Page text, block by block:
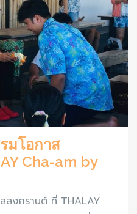
มโอกาส
Cha-am by
สงกรานต์ ที่ THALAY